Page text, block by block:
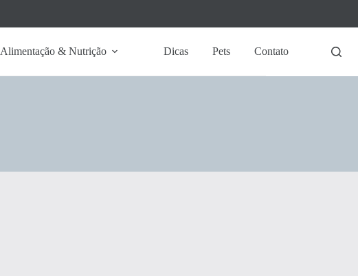
Alimentação & Nutrição Dicas Pets Contato